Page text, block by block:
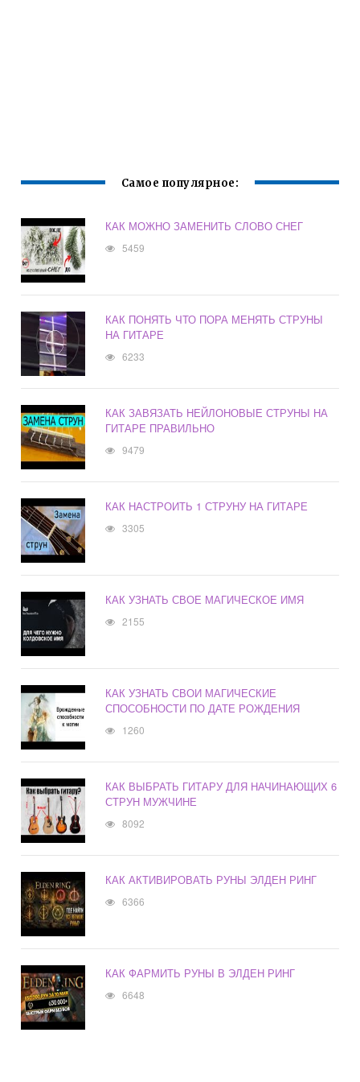
Самое популярное:
КАК МОЖНО ЗАМЕНИТЬ СЛОВО СНЕГ
5459
КАК ПОНЯТЬ ЧТО ПОРА МЕНЯТЬ СТРУНЫ
НА ГИТАРЕ
6233
КАК ЗАВЯЗАТЬ НЕЙЛОНОВЫЕ СТРУНЫ НА
ГИТАРЕ ПРАВИЛЬНО
9479
КАК НАСТРОИТЬ 1 СТРУНУ НА ГИТАРЕ
3305
КАК УЗНАТЬ СВОЕ МАГИЧЕСКОЕ ИМЯ
2155
КАК УЗНАТЬ СВОИ МАГИЧЕСКИЕ
СПОСОБНОСТИ ПО ДАТЕ РОЖДЕНИЯ
1260
КАК ВЫБРАТЬ ГИТАРУ ДЛЯ НАЧИНАЮЩИХ 6
СТРУН МУЖЧИНЕ
8092
КАК АКТИВИРОВАТЬ РУНЫ ЭЛДЕН РИНГ
6366
КАК ФАРМИТЬ РУНЫ В ЭЛДЕН РИНГ
6648